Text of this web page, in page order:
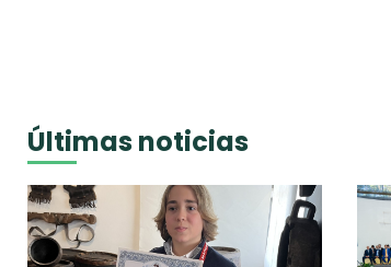
Últimas noticias